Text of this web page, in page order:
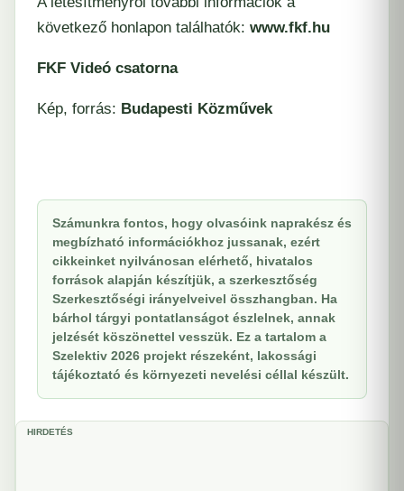
következő honlapon találhatók: www.fkf.hu
FKF Videó csatorna
Kép, forrás: Budapesti Közművek
Számunkra fontos, hogy olvasóink naprakész és
megbízható információkhoz jussanak, ezért
cikkeinket nyilvánosan elérhető, hivatalos
források alapján készítjük, a szerkesztőség
Szerkesztőségi irányelveivel összhangban. Ha
bárhol tárgyi pontatlanságot észlelnek, annak
jelzését köszönettel vesszük. Ez a tartalom a
Szelektiv 2026 projekt részeként, lakossági
tájékoztató és környezeti nevelési céllal készült.
HIRDETÉS